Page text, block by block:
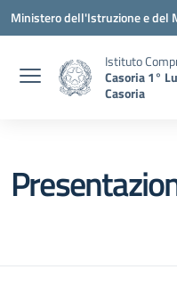
Vai ai contenuti
Vai al menu di navigazione
Vai al footer
Ministero dell'Istruzione e del
Istituto
Casoria 1°
Casoria